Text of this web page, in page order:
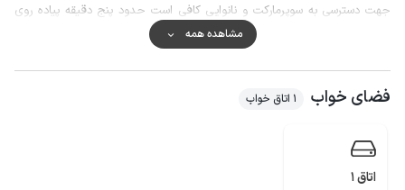
جهت دسترسی به سوپرمارکت و نانوایی کافی است حدود پنج دقیقه پیاده روی
این ساختمان دو واحد دارد که در قسمت همکف آن میزبان سکونت داشته و طبقه
اول در اختیار مهمانان گرامی قرار می گیرد.
لازم به ذکر است امکانات خواب برای هشت نفر مهیا است و برای نفرات بیشتر باید
اگر دنبال یک اقامتگاه ارزان و اقتصادی هستید ، این اقامتگاه یک انتخاب خوب
برای شماست.
مشاهده همه
فضای خواب 1 اتاق خواب
اتاق 1